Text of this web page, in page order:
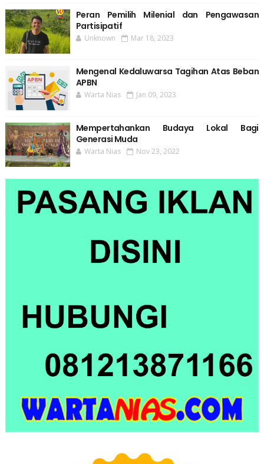
Peran Pemilih Milenial dan Pengawasan
Partisipatif
Unknown Mar 18, 2023
Mengenal Kedaluwarsa Tagihan Atas Beban
APBN
Warta Nias Jan 09, 2023
Mempertahankan Budaya Lokal Bagi
Generasi Muda
Warta Nias Nov 23, 2022